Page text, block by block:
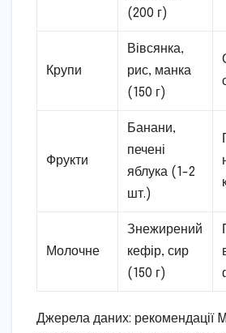
(200 г)
Крупи
Вівсянка,
рис, манка
(150 г)
Фрукти
Банани,
печені
яблука (1-2
шт.)
Молочне
Знежирений
кефір, сир
(150 г)
Джерела даних: рекомендації